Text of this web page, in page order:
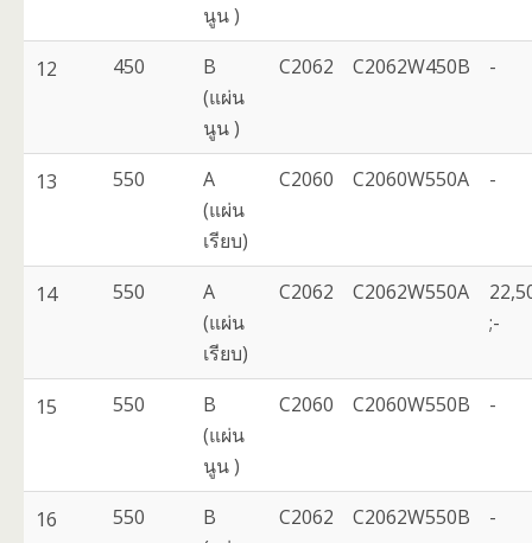
นูน )
12 450
B
(แผ่น
นูน )
C2062 C2062W450B -
13 550
A
(แผ่น
เรียบ)
C2060 C2060W550A -
14 550
A
(แผ่น
เรียบ)
C2062 C2062W550A
;-
15 550
B
(แผ่น
นูน )
C2060 C2060W550B -
16 550
B
C2062 C2062W550B -